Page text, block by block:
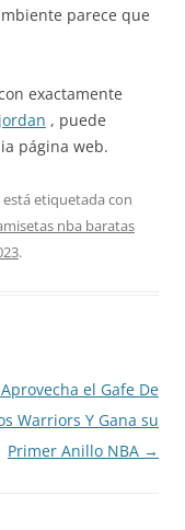
parece que
exactamente
, puede
página web.
está etiquetada con
nba baratas
.
el Gafe De
Warriors Y Gana su
Primer Anillo NBA →